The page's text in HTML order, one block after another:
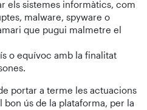
els sistemes informàtics, com
malware, spyware o
que pugui malmetre el
o equívoc amb la finalitat
portar a terme les actuacions
ús de la plataforma, per la